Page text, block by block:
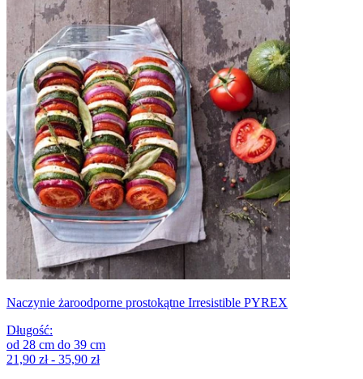
Naczynie żaroodporne prostokątne Irresistible PYREX
Długość:
od 28 cm do 39 cm
21,90 zł - 35,90 zł